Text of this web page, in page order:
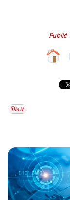
Publié